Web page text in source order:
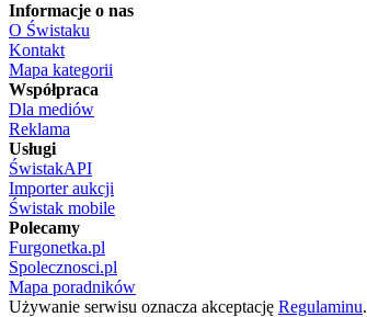
Informacje o nas
O Świstaku
Kontakt
Mapa kategorii
Współpraca
Dla mediów
Reklama
Usługi
ŚwistakAPI
Importer aukcji
Świstak mobile
Polecamy
Furgonetka.pl
Spolecznosci.pl
Mapa poradników
Używanie serwisu oznacza akceptację Regulaminu.